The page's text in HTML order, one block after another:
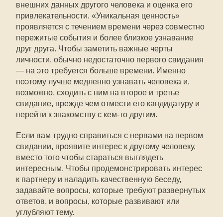
внешних данных другого человека и оценка его
привлекательности. «Уникальная ценность»
проявляется с течением времени через совместно
пережитые события и более близкое узнавание
друг друга. Чтобы заметить важные черты
личности, обычно недостаточно первого свидания
— на это требуется больше времени. Именно
поэтому лучше медленно узнавать человека и,
возможно, сходить с ним на второе и третье
свидание, прежде чем отмести его кандидатуру и
перейти к знакомству с кем-то другим.
Если вам трудно справиться с нервами на первом
свидании, проявите интерес к другому человеку,
вместо того чтобы стараться выглядеть
интересным. Чтобы продемонстрировать интерес
к партнеру и наладить качественную беседу,
задавайте вопросы, которые требуют развернутых
ответов, и вопросы, которые развивают или
углубляют тему.